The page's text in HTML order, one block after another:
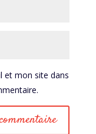
et mon site dans